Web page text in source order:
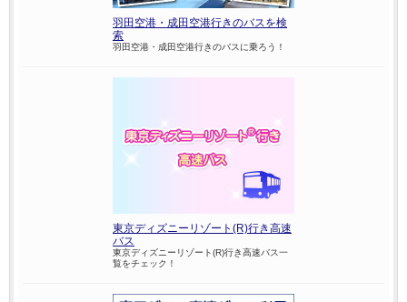
羽田空港・成田空港行きのバスを検
索
羽田空港・成田空港行きのバスに乗ろう！
東京ディズニーリゾート(R)行き高速
バス
東京ディズニーリゾート(R)行き高速バス一
覧をチェック！